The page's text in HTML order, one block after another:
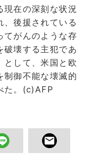
現在の深刻な状況
、後援されている
てがんのような存
破壊する主犯であ
として、米国と欧
制御不能な壊滅的
た。(c)AFP